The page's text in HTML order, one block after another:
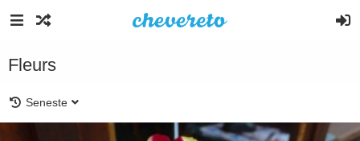
Fleurs
Seneste